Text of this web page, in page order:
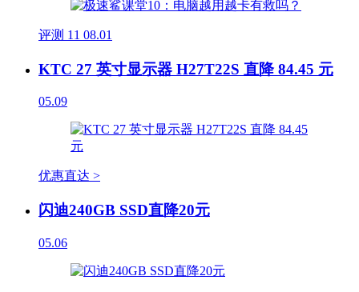
评测 11 08.01
KTC 27 英寸显示器 H27T22S 直降 84.45 元
05.09
优惠直达 >
闪迪240GB SSD直降20元
05.06